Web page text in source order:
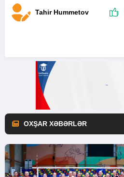
Tahir Hummetov
OXŞAR XƏBƏRLƏR